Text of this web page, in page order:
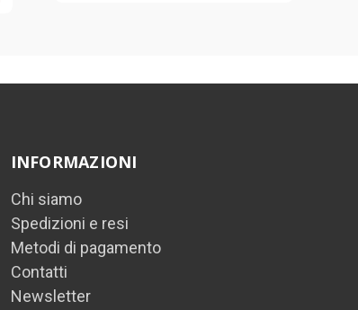
INFORMAZIONI
Chi siamo
Spedizioni e resi
Metodi di pagamento
Contatti
Newsletter